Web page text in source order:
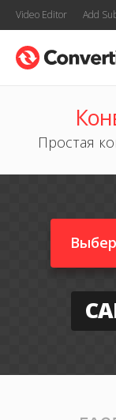
Video Editor Add
Простая